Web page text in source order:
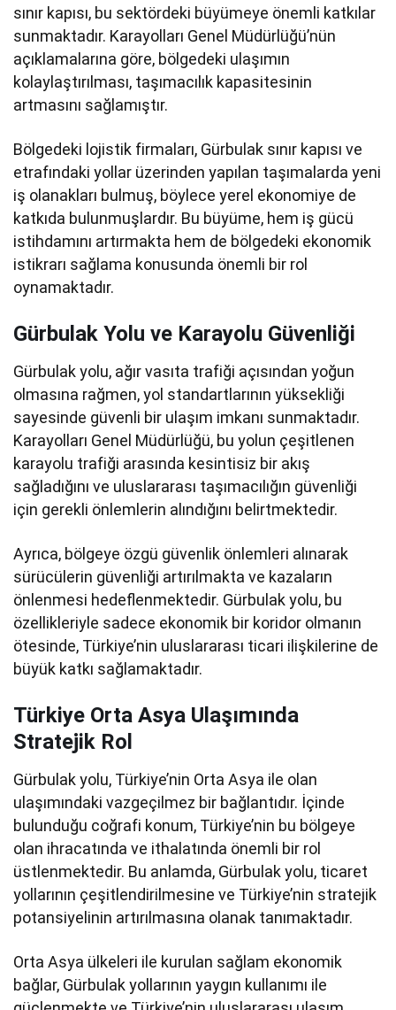
sınır kapısı, bu sektördeki büyümeye önemli katkılar
sunmaktadır. Karayolları Genel Müdürlüğü’nün
açıklamalarına göre, bölgedeki ulaşımın
kolaylaştırılması, taşımacılık kapasitesinin
artmasını sağlamıştır.
Bölgedeki lojistik firmaları, Gürbulak sınır kapısı ve
etrafındaki yollar üzerinden yapılan taşımalarda yeni
iş olanakları bulmuş, böylece yerel ekonomiye de
katkıda bulunmuşlardır. Bu büyüme, hem iş gücü
istihdamını artırmakta hem de bölgedeki ekonomik
istikrarı sağlama konusunda önemli bir rol
oynamaktadır.
Gürbulak Yolu ve Karayolu Güvenliği
Gürbulak yolu, ağır vasıta trafiği açısından yoğun
olmasına rağmen, yol standartlarının yüksekliği
sayesinde güvenli bir ulaşım imkanı sunmaktadır.
Karayolları Genel Müdürlüğü, bu yolun çeşitlenen
karayolu trafiği arasında kesintisiz bir akış
sağladığını ve uluslararası taşımacılığın güvenliği
için gerekli önlemlerin alındığını belirtmektedir.
Ayrıca, bölgeye özgü güvenlik önlemleri alınarak
sürücülerin güvenliği artırılmakta ve kazaların
önlenmesi hedeflenmektedir. Gürbulak yolu, bu
özellikleriyle sadece ekonomik bir koridor olmanın
ötesinde, Türkiye’nin uluslararası ticari ilişkilerine de
büyük katkı sağlamaktadır.
Türkiye Orta Asya Ulaşımında
Stratejik Rol
Gürbulak yolu, Türkiye’nin Orta Asya ile olan
ulaşımındaki vazgeçilmez bir bağlantıdır. İçinde
bulunduğu coğrafi konum, Türkiye’nin bu bölgeye
olan ihracatında ve ithalatında önemli bir rol
üstlenmektedir. Bu anlamda, Gürbulak yolu, ticaret
yollarının çeşitlendirilmesine ve Türkiye’nin stratejik
potansiyelinin artırılmasına olanak tanımaktadır.
Orta Asya ülkeleri ile kurulan sağlam ekonomik
bağlar, Gürbulak yollarının yaygın kullanımı ile